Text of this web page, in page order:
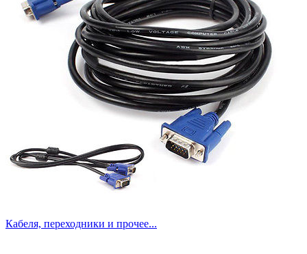
Кабеля, переходники и прочее...